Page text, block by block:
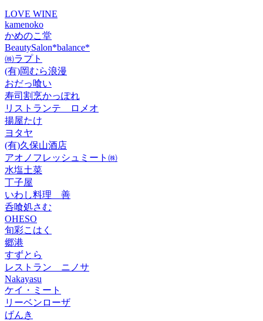
LOVE WINE
kamenoko
かめのこ堂
BeautySalon*balance*
㈱ラプト
(有)岡むら浪漫
おだっ喰い
寿司割烹かっぽれ
リストランテ ロメオ
揚屋たけ
ヨタヤ
(有)久保山酒店
アオノフレッシュミート㈱
水塩土菜
丁子屋
いわし料理 善
呑喰処さむ
OHESO
旬彩こはく
郷港
すずとら
レストラン ニノサ
Nakayasu
ケイ・ミート
リーベンローザ
げんき